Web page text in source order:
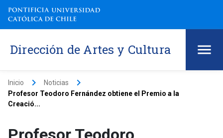
Dirección de Artes y Cultura
Inicio keyboard_arrow_right Noticias keyboard_arrow_right
Profesor Teodoro Fernández obtiene el Premio a la
Creació...